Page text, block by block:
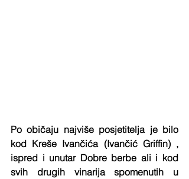
Po običaju najviše posjetitelja je bilo
kod Kreše Ivančića (Ivančić Griffin) ,
ispred i unutar Dobre berbe ali i kod
svih drugih vinarija spomenutih u